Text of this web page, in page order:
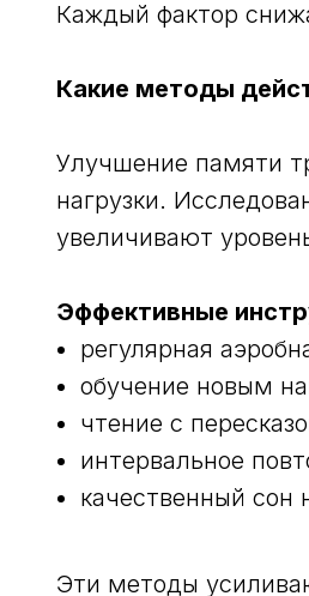
Каждый фактор
Какие методы
Улучшение памяти
нагрузки.
увеличивают
Эффективные
регулярная
обучение новым
чтение с
интервальное
качественный сон
Эти методы